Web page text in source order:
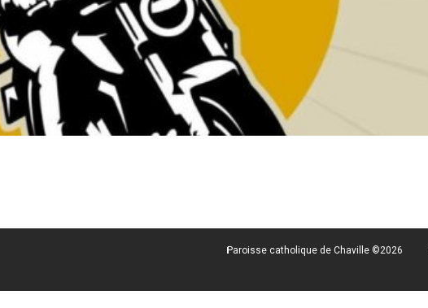
Paroisse catholique de Chaville ©2026